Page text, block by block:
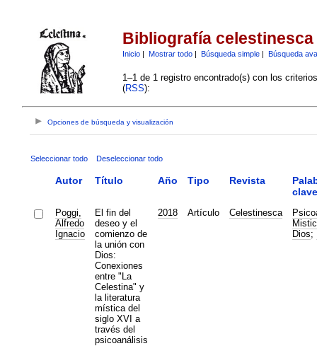
Bibliografía celestinesca
Inicio| Mostrar todo| Búsqueda simple| Búsqueda
1–1 de 1 registro encontrado(s) con los
(RSS):
Opciones de búsqueda y visualización
Seleccionar todo Deseleccionar todo
Autor Título Año Tipo Revista
clave
Poggi,
Alfredo
Ignacio
El fin del
deseo y el
comienzo de
la unión con
Dios:
Conexiones
entre "La
Celestina" y
la literatura
mística del
siglo XVI a
través del
psicoanálisis
2018 Artículo Celestinesca
Dios;